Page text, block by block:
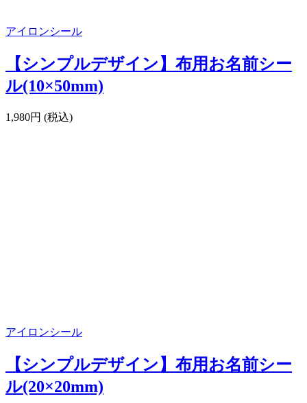
アイロンシール
【シンプルデザイン】布用お名前シー
ル(10×50mm)
1,980円 (税込)
アイロンシール
【シンプルデザイン】布用お名前シー
ル(20×20mm)